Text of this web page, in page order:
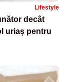
Lifestyle
decât
uriaș pentru